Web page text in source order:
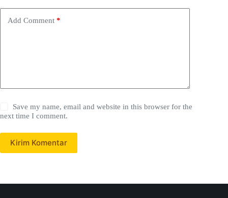
Add Comment *
Save my name, email and website in this browser for the
next time I comment.
Kirim Komentar